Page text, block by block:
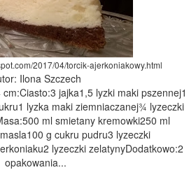
2017/04/torcik-ajerkoniakowy.html
Ilona Szczech
jajka1,5 lyzki maki pszennej1
lyzka maki ziemniaczanej¾ lyzeczki
ml smietany kremowki250 ml
g cukru pudru3 lyzeczki
lyzeczki zelatynyDodatkowo:2
opakowania...